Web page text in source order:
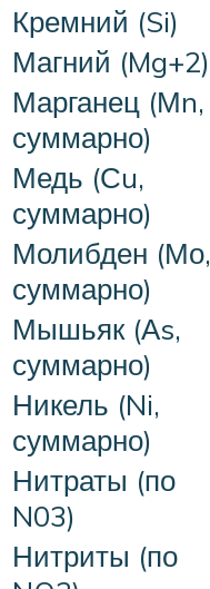
Кремний (Si)
Магний (Mg+2)
Марганец (Мn,
суммарно)
Медь (Сu,
суммарно)
Молибден (Мо,
суммарно)
Мышьяк (Аs,
суммарно)
Никель (Ni,
суммарно)
Нитраты (по
N03)
Нитриты (по